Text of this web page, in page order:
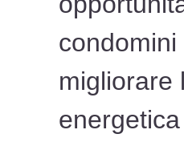
condomini
migliorare